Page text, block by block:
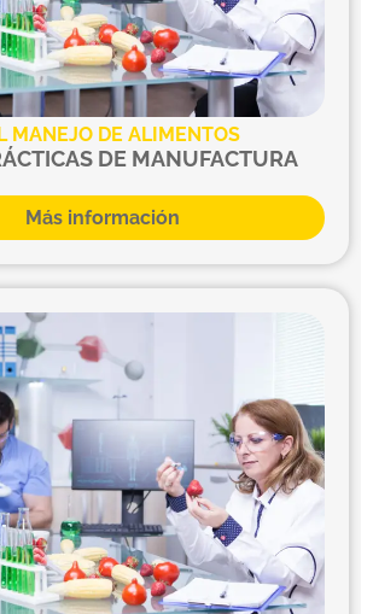
MANEJO DE ALIMENTOS
DE MANUFACTURA
Más información